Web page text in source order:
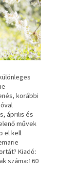
korábbi
április és
művek
el kell
Kiadó:
száma:160